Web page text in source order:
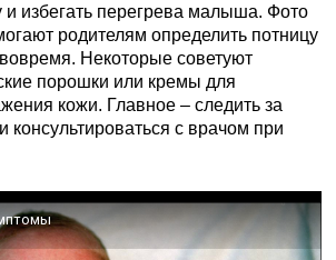
избегать перегрева малыша. Фото
родителям определить потницу
Некоторые советуют
порошки или кремы для
кожи. Главное – следить за
консультироваться с врачом при